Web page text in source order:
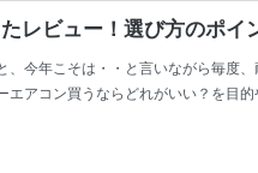
レビュー！選び方のポイ
、今年こそは・・と言いながら毎度
エアコン買うならどれがいい？を目